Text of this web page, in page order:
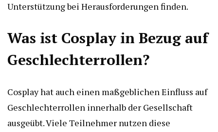
Unterstützung bei Herausforderungen finden.
Was ist Cosplay in Bezug auf
Geschlechterrollen?
Cosplay hat auch einen maßgeblichen Einfluss auf
Geschlechterrollen innerhalb der Gesellschaft
ausgeübt. Viele Teilnehmer nutzen diese